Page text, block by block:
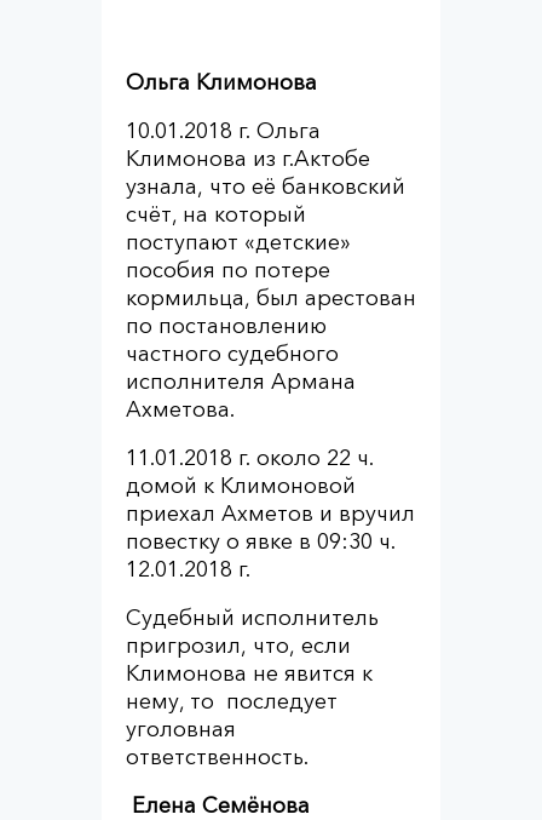
Ольга Климонова
10.01.2018 г. Ольга
Климонова из г.Актобе
узнала, что её банковский
счёт, на который
поступают «детские»
пособия по потере
кормильца, был арестован
по постановлению
частного судебного
исполнителя Армана
Ахметова.
11.01.2018 г. около 22 ч.
домой к Климоновой
приехал Ахметов и вручил
повестку о явке в 09:30 ч.
12.01.2018 г.
Судебный исполнитель
пригрозил, что, если
Климонова не явится к
нему, то последует
уголовная
ответственность.
Елена Семёнова